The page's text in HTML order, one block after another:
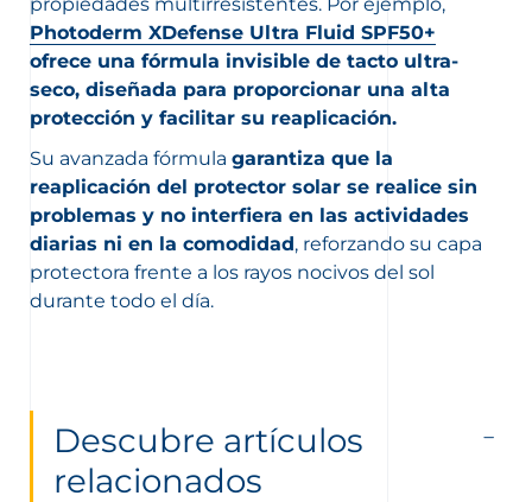
Photoderm XDefense Ultra Fluid SPF50+
ofrece una fórmula invisible de tacto ultra-
seco, diseñada para proporcionar una alta
protección y facilitar su reaplicación.
Su avanzada fórmula garantiza que la
reaplicación del protector solar se realice sin
problemas y no interfiera en las actividades
diarias ni en la comodidad, reforzando su capa
protectora frente a los rayos nocivos del sol
durante todo el día.
Descubre artículos
relacionados